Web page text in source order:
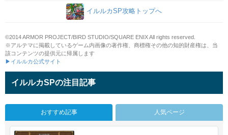
イルルカSP攻略トップへ
©2014 ARMOR PROJECT/BIRD STUDIO/SQUARE ENIX All rights reserved.
※アルテマに掲載しているゲーム内画像の著作権、商標権その他の知的財産権は、当
該コンテンツの提供元に帰属します
▶イルルカ公式サイト
イルルカSPの注目記事
おすすめ記事 人気ページ